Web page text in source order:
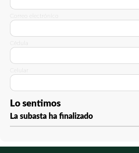
Correo electrónico
Cédula
Celular
Lo sentimos
La subasta ha finalizado